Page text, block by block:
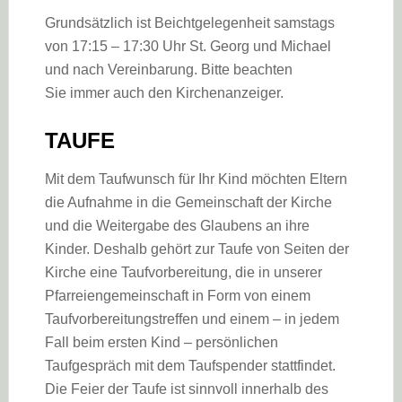
Grundsätzlich ist Beichtgelegenheit samstags
von 17:15 – 17:30 Uhr St. Georg und Michael
und nach Vereinbarung. Bitte beachten
Sie immer auch den Kirchenanzeiger.
TAUFE
Mit dem Taufwunsch für Ihr Kind möchten Eltern
die Aufnahme in die Gemeinschaft der Kirche
und die Weitergabe des Glaubens an ihre
Kinder. Deshalb gehört zur Taufe von Seiten der
Kirche eine Taufvorbereitung, die in unserer
Pfarreiengemeinschaft in Form von einem
Taufvorbereitungstreffen und einem – in jedem
Fall beim ersten Kind – persönlichen
Taufgespräch mit dem Taufspender stattfindet.
Die Feier der Taufe ist sinnvoll innerhalb des